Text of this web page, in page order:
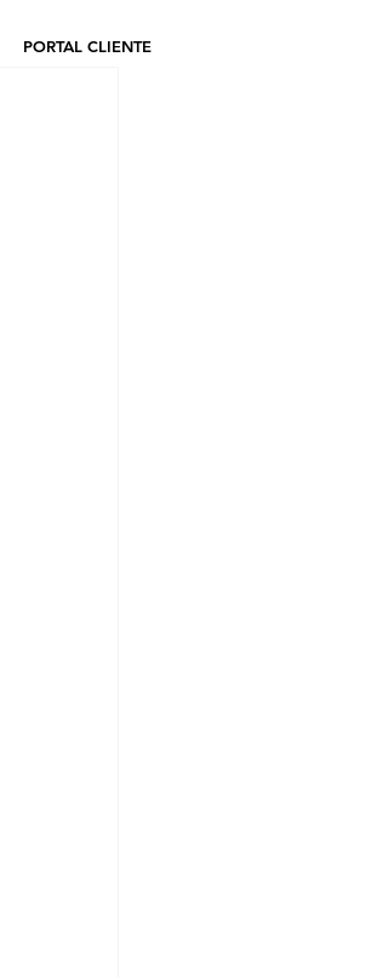
PORTAL CLIENTE